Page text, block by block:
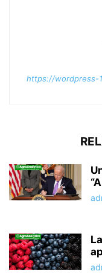
https://wordpress-